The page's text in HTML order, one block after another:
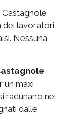
Castagnole
dei lavoratori
Nessuna
un maxi
radunano nei
dalle